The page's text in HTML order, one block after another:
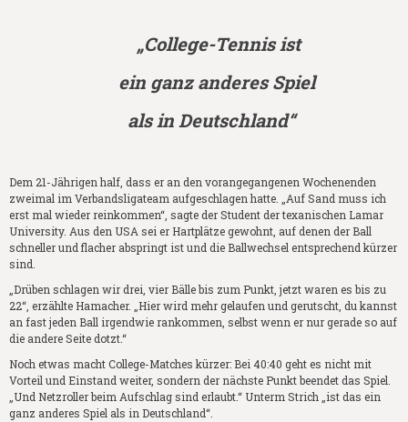
„College-Tennis ist
ein ganz anderes Spiel
als in Deutschland“
Dem 21-Jährigen half, dass er an den vorangegangenen Wochenenden
zweimal im Verbandsligateam aufgeschlagen hatte. „Auf Sand muss ich
erst mal wieder reinkommen“, sagte der Student der texanischen Lamar
University. Aus den USA sei er Hartplätze gewohnt, auf denen der Ball
schneller und flacher abspringt ist und die Ballwechsel entsprechend kürzer
sind.
„Drüben schlagen wir drei, vier Bälle bis zum Punkt, jetzt waren es bis zu
22“, erzählte Hamacher. „Hier wird mehr gelaufen und gerutscht, du kannst
an fast jeden Ball irgendwie rankommen, selbst wenn er nur gerade so auf
die andere Seite dotzt.“
Noch etwas macht College-Matches kürzer: Bei 40:40 geht es nicht mit
Vorteil und Einstand weiter, sondern der nächste Punkt beendet das Spiel.
„Und Netzroller beim Aufschlag sind erlaubt.“ Unterm Strich „ist das ein
ganz anderes Spiel als in Deutschland“.